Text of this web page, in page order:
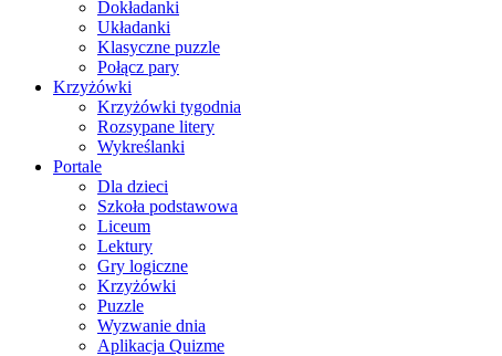
Dokładanki
Układanki
Klasyczne puzzle
Połącz pary
Krzyżówki
Krzyżówki tygodnia
Rozsypane litery
Wykreślanki
Portale
Dla dzieci
Szkoła podstawowa
Liceum
Lektury
Gry logiczne
Krzyżówki
Puzzle
Wyzwanie dnia
Aplikacja Quizme